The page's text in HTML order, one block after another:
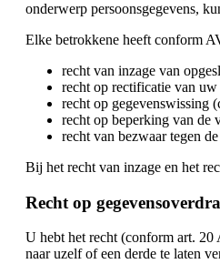
onderwerp persoonsgegevens,
Elke betrokkene heeft conform
recht van inzage van
recht op rectificatie van
recht op gegevenswissing
recht op beperking van de
recht van bezwaar tegen
Bij het recht van inzage en het
Recht op
U hebt het recht (conform art. 20
naar uzelf of een derde te laten